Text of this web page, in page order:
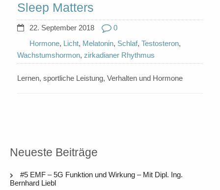
Sleep Matters
22. September 2018
0
Hormone, Licht, Melatonin, Schlaf, Testosteron,
Wachstumshormon, zirkadianer Rhythmus
Lernen, sportliche Leistung, Verhalten und Hormone
Neueste Beiträge
#5 EMF – 5G Funktion und Wirkung – Mit Dipl. Ing.
Bernhard Liebl